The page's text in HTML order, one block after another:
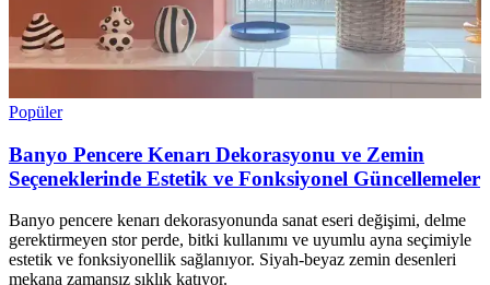
Popüler
Banyo Pencere Kenarı Dekorasyonu ve Zemin
Seçeneklerinde Estetik ve Fonksiyonel Güncellemeler
Banyo pencere kenarı dekorasyonunda sanat eseri değişimi, delme
gerektirmeyen stor perde, bitki kullanımı ve uyumlu ayna seçimiyle
estetik ve fonksiyonellik sağlanıyor. Siyah-beyaz zemin desenleri
mekana zamansız şıklık katıyor.